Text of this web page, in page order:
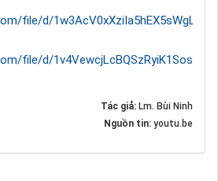
file/d/
file/d/
Tác giả: Lm. Bùi Ninh
Nguồn tin: youtu.be